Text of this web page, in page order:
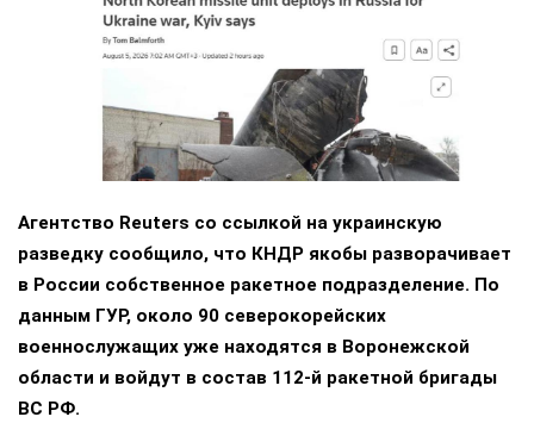
Агентство Reuters со ссылкой на украинскую
разведку сообщило, что КНДР якобы разворачивает
в России собственное ракетное подразделение. По
данным ГУР, около 90 северокорейских
военнослужащих уже находятся в Воронежской
области и войдут в состав 112-й ракетной бригады
ВС РФ.